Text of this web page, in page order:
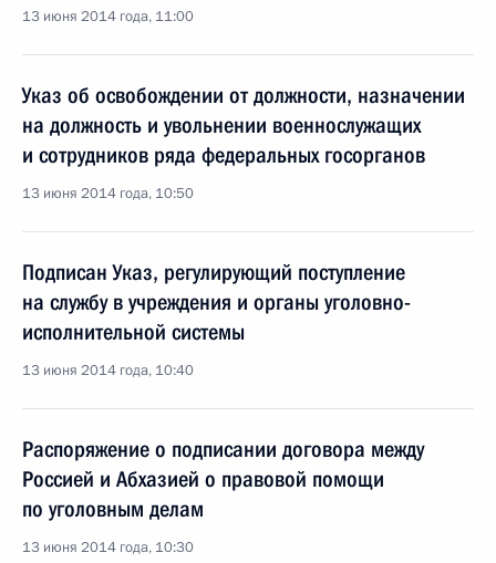
13 июня 2014 года, 11:00
Указ об освобождении от должности, назначении
на должность и увольнении военнослужащих
и сотрудников ряда федеральных госорганов
13 июня 2014 года, 10:50
Подписан Указ, регулирующий поступление
на службу в учреждения и органы уголовно-
исполнительной системы
13 июня 2014 года, 10:40
Распоряжение о подписании договора между
Россией и Абхазией о правовой помощи
по уголовным делам
13 июня 2014 года, 10:30